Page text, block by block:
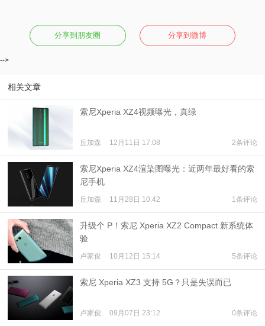
分享到朋友圈 分享到微博
-->
相关文章
索尼Xperia XZ4视频曝光，真绿
丘加森 12月11日 17:08 2条评论
索尼Xperia XZ4渲染图曝光：近两年最好看的索
尼手机
丘加森 11月28日 10:42 1条评论
升级个 P！索尼 Xperia XZ2 Compact 新系统体
验
卢家俊 10月12日 15:14 5条评论
索尼 Xperia XZ3 支持 5G？只是失误而已
卢家俊 09月07日 23:12 0条评论